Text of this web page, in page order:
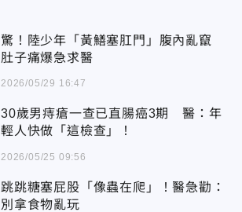
驚！陸少年「黃鱔塞肛門」腹內亂竄
肚子痛爆急求醫
2026/05/29 16:47
30歲男痔瘡一查已直腸癌3期 醫：年
輕人快做「這檢查」！
2026/05/25 09:56
跳跳糖塞屁股「像蟲在爬」！醫急勸：
別拿食物亂玩